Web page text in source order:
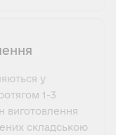
у
1-3
виготовлення
складською